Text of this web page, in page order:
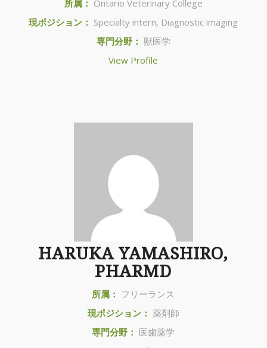
所属： Ontario Veterinary College
現ポジション： Specialty intern, Diagnostic imaging
専門分野： 獣医学
View Profile
HARUKA YAMASHIRO,
PHARMD
所属： フリーランス
現ポジション： 薬剤師
専門分野： 医歯薬学